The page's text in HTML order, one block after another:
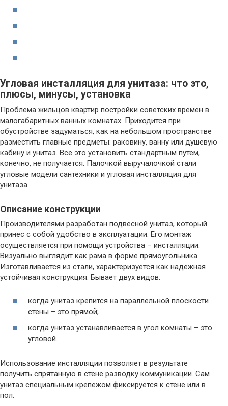
Угловая инсталляция для унитаза: что это,
плюсы, минусы, установка
Проблема жильцов квартир постройки советских времен в
малогабаритных ванных комнатах. Приходится при
обустройстве задуматься, как на небольшом пространстве
разместить главные предметы: раковину, ванну или душевую
кабину и унитаз. Все это установить стандартным путем,
конечно, не получается. Палочкой выручалочкой стали
угловые модели сантехники и угловая инсталляция для
унитаза.
Описание конструкции
Производителями разработан подвесной унитаз, который
принес с собой удобство в эксплуатации. Его монтаж
осуществляется при помощи устройства – инсталляции.
Визуально выглядит как рама в форме прямоугольника.
Изготавливается из стали, характеризуется как надежная
устойчивая конструкция. Бывает двух видов:
когда унитаз крепится на параллельной плоскости
стены – это прямой;
когда унитаз устанавливается в угол комнаты – это
угловой.
Использование инсталляции позволяет в результате
получить спрятанную в стене разводку коммуникации. Сам
унитаз специальным крепежом фиксируется к стене или в
пол.